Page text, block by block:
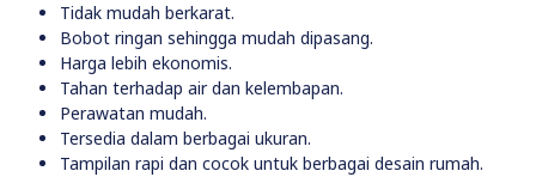
Tidak mudah berkarat.
Bobot ringan sehingga mudah dipasang.
Harga lebih ekonomis.
Tahan terhadap air dan kelembapan.
Perawatan mudah.
Tersedia dalam berbagai ukuran.
Tampilan rapi dan cocok untuk berbagai desain rumah.